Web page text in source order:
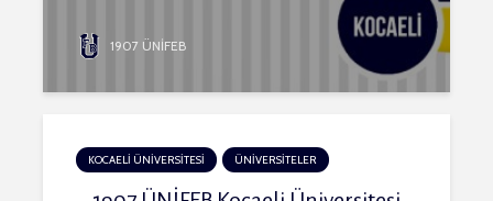
1907 ÜNİFEB
KOCAELİ ÜNİVERSİTESİ ÜNİVERSİTELER